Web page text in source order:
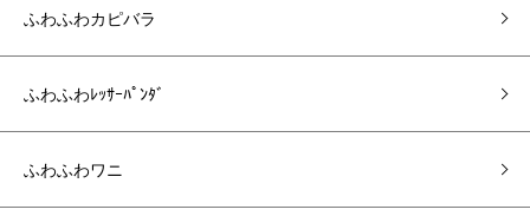
ふわふわカピバラ
ふわふわﾚｯｻｰﾊﾟﾝﾀﾞ
ふわふわワニ